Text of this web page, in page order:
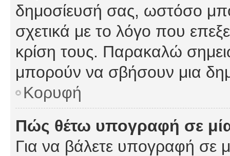
δημοσίευσή σας, ωστόσο
σχετικά με το λόγο που
κρίση τους. Παρακαλώ
μπορούν να σβήσουν μια
Κορυφή
Πώς θέτω υπογραφή σε
Για να βάλετε υπογραφή σε